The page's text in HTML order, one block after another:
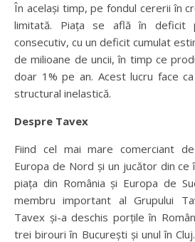
În același timp, pe fondul cererii în
limitată. Piața se află în deficit
consecutiv, cu un deficit cumulat
de milioane de uncii, în timp ce
doar 1% pe an. Acest lucru face
structural inelastică.
Despre Tavex
Fiind cel mai mare comerciant
Europa de Nord și un jucător din
piața din România și Europa de
membru important al Grupului
Tavex și-a deschis porțile în
trei birouri în București și unul în